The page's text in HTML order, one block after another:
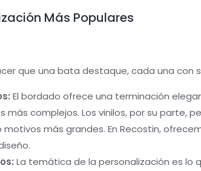
Más Populares
que una bata destaque, cada una con
El bordado ofrece una terminación
más complejos. Los vinilos, por su parte,
motivos más grandes. En Recostin,
La temática de la personalización es lo